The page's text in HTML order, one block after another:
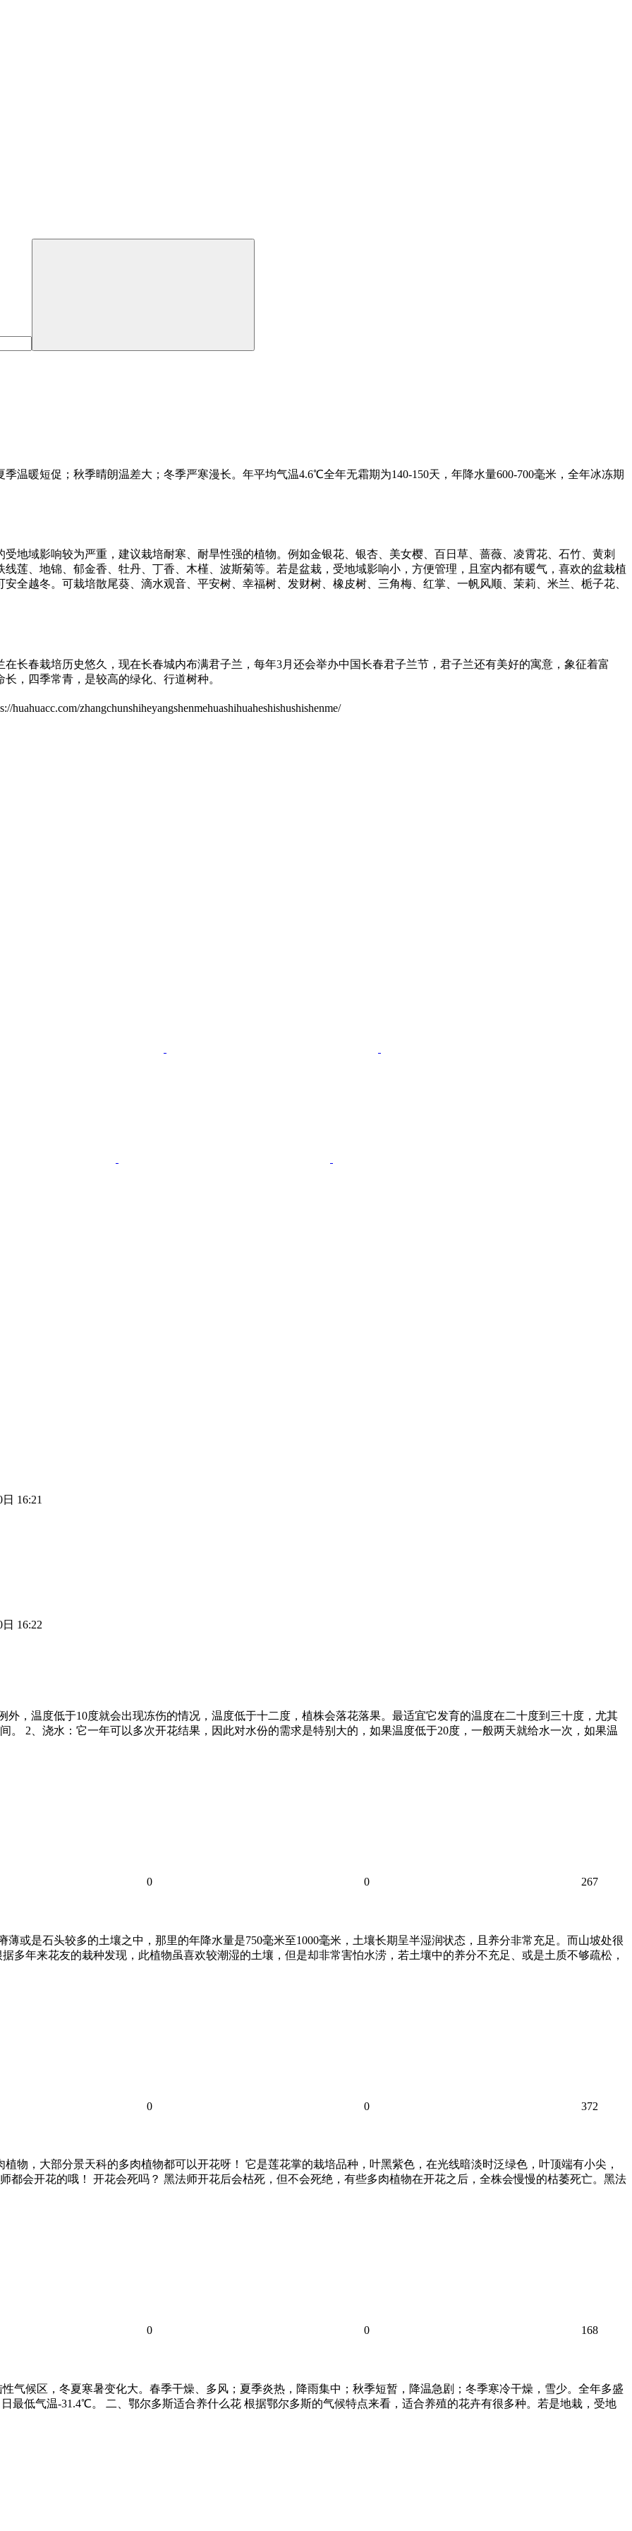
温暖短促；秋季晴朗温差大；冬季严寒漫长。年平均气温4.6℃全年无霜期为140-150天，年降水量600-700毫米，全年冰冻期
地域影响较为严重，建议栽培耐寒、耐旱性强的植物。例如金银花、银杏、美女樱、百日草、蔷薇、凌霄花、石竹、黄刺
莲、地锦、郁金香、牡丹、丁香、木槿、波斯菊等。若是盆栽，受地域影响小，方便管理，且室内都有暖气，喜欢的盆栽植
全越冬。可栽培散尾葵、滴水观音、平安树、幸福树、发财树、橡皮树、三角梅、红掌、一帆风顺、茉莉、米兰、栀子花、
长春栽培历史悠久，现在长春城内布满君子兰，每年3月还会举办中国长春君子兰节，君子兰还有美好的寓意，象征着富
，四季常青，是较高的绿化、行道树种。
zhangchunshiheyangshenmehuashihuaheshishushishenme/
16:21
16:22
，温度低于10度就会出现冻伤的情况，温度低于十二度，植株会落花落果。最适宜它发育的温度在二十度到三十度，尤其
。 2、浇水：它一年可以多次开花结果，因此对水份的需求是特别大的，如果温度低于20度，一般两天就给水一次，如果温
0 0 267
或是石头较多的土壤之中，那里的年降水量是750毫米至1000毫米，土壤长期呈半湿润状态，且养分非常充足。而山坡处很
多年来花友的栽种发现，此植物虽喜欢较潮湿的土壤，但是却非常害怕水涝，若土壤中的养分不充足、或是土质不够疏松，
0 0 372
物，大部分景天科的多肉植物都可以开花呀！ 它是莲花掌的栽培品种，叶黑紫色，在光线暗淡时泛绿色，叶顶端有小尖，
都会开花的哦！ 开花会死吗？ 黑法师开花后会枯死，但不会死绝，有些多肉植物在开花之后，全株会慢慢的枯萎死亡。黑法
0 0 168
气候区，冬夏寒暑变化大。春季干燥、多风；夏季炎热，降雨集中；秋季短暂，降温急剧；冬季寒冷干燥，雪少。全年多盛
最低气温-31.4℃。 二、鄂尔多斯适合养什么花 根据鄂尔多斯的气候特点来看，适合养殖的花卉有很多种。若是地栽，受地